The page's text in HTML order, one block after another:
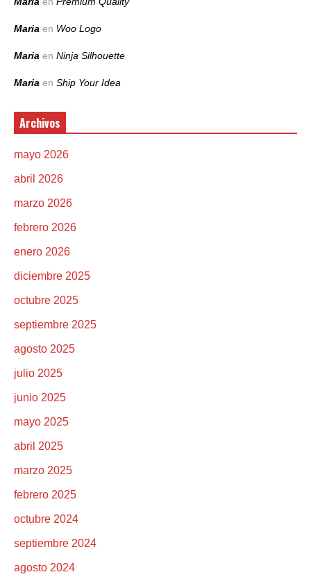
Maria en Woo Logo
Maria en Ninja Silhouette
Maria en Ship Your Idea
Archivos
mayo 2026
abril 2026
marzo 2026
febrero 2026
enero 2026
diciembre 2025
octubre 2025
septiembre 2025
agosto 2025
julio 2025
junio 2025
mayo 2025
abril 2025
marzo 2025
febrero 2025
octubre 2024
septiembre 2024
agosto 2024